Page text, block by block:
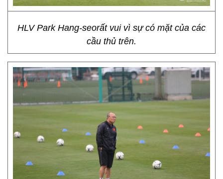
HLV Park Hang-seorất vui vì sự có mặt của các
cầu thủ trên.